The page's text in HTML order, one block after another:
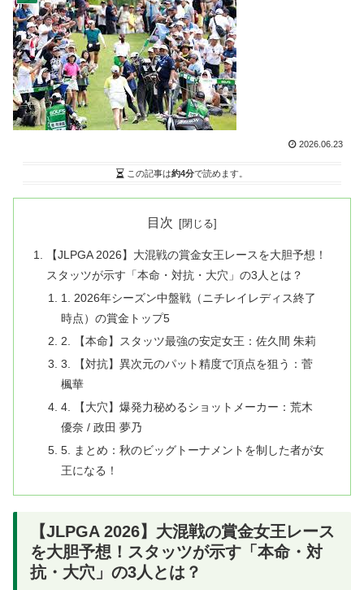
2026.06.23
この記事は約4分で読めます。
目次
【JLPGA 2026】大混戦の賞金女王レースを大胆予想！
スタッツが示す「本命・対抗・大穴」の3人とは？
1. 2026年シーズン中盤戦（ニチレイレディス終了
時点）の賞金トップ5
2. 【本命】スタッツ最強の安定女王：佐久間 朱莉
3. 【対抗】異次元のパット精度で頂点を狙う：菅
楓華
4. 【大穴】爆発力秘めるショットメーカー：荒木
優奈 / 政田 夢乃
5. まとめ：秋のビッグトーナメントを制した者が女
王になる！
【JLPGA 2026】大混戦の賞金女王レース
を大胆予想！スタッツが示す「本命・対
抗・大穴」の3人とは？